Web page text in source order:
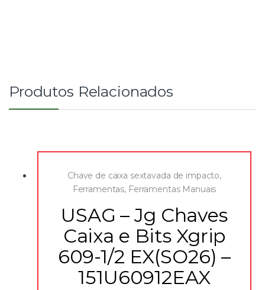
Produtos Relacionados
Chave de caixa sextavada de impacto,
Ferramentas, Ferramentas Manuais
USAG – Jg Chaves
Caixa e Bits Xgrip
609-1/2 EX(SO26) –
151U60912EAX